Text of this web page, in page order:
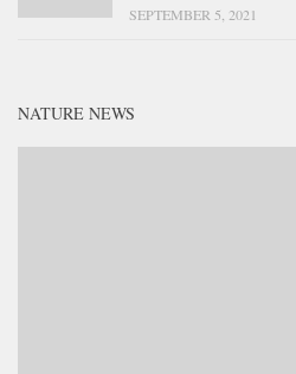
SEPTEMBER 5, 2021
NATURE NEWS